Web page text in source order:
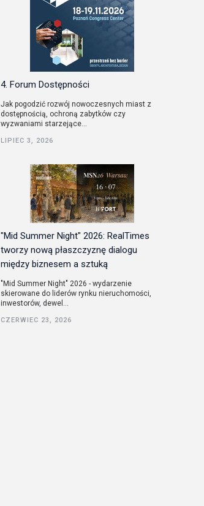
4. Forum Dostępności
Jak pogodzić rozwój nowoczesnych miast z
dostępnością, ochroną zabytków czy
wyzwaniami starzejące...
LIPIEC 3, 2026
"Mid Summer Night" 2026: RealTimes
tworzy nową płaszczyznę dialogu
między biznesem a sztuką
"Mid Summer Night" 2026 - wydarzenie
skierowane do liderów rynku nieruchomości,
inwestorów, dewel...
CZERWIEC 23, 2026